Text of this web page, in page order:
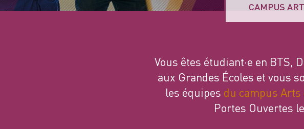
CAMPUS
Vous êtes étudiant·e en BTS,
aux Grandes Écoles et vous
les équipes du campus
Portes Ouvertes